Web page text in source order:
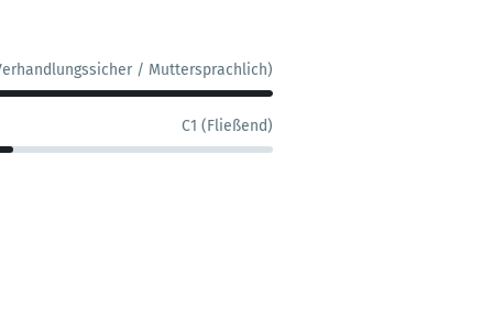
/ Muttersprachlich)
C1 (Fließend)